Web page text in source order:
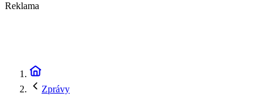
Reklama
Zprávy